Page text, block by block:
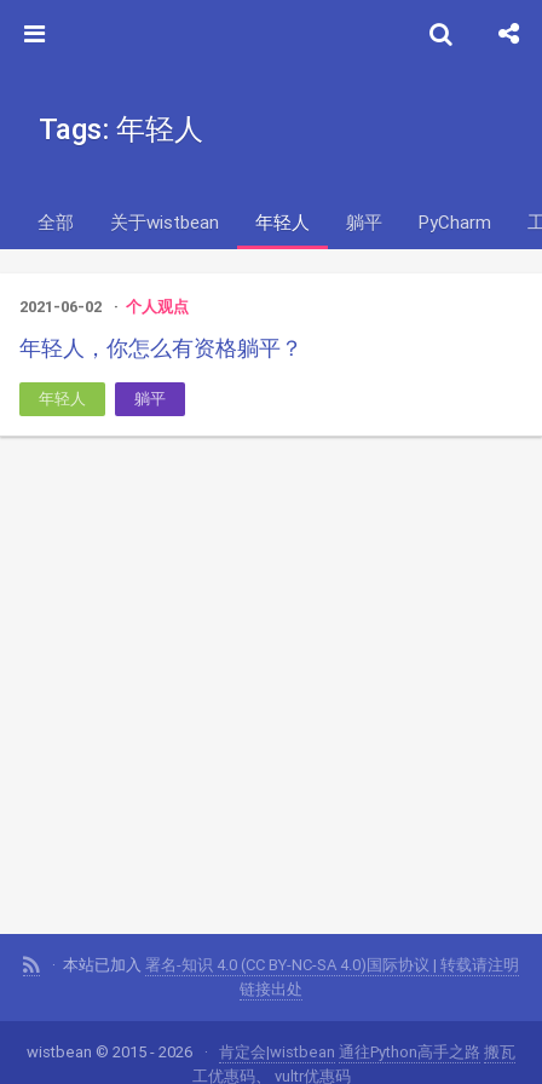
Tags: 年轻人
全部 关于wistbean 年轻人 躺平 PyCharm
2021-06-02 个人观点
年轻人，你怎么有资格躺平？
年轻人 躺平
本站已加入 署名-知识 4.0 (CC BY-NC-SA 4.0)国际协议 | 转载请注明
链接出处
wistbean © 2015 - 2026 肯定会|wistbean 通往Python高手之路 搬瓦
工优惠码、 vultr优惠码